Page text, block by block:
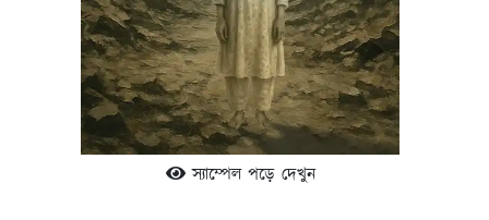
স্যাম্পেল পড়ে দেখুন